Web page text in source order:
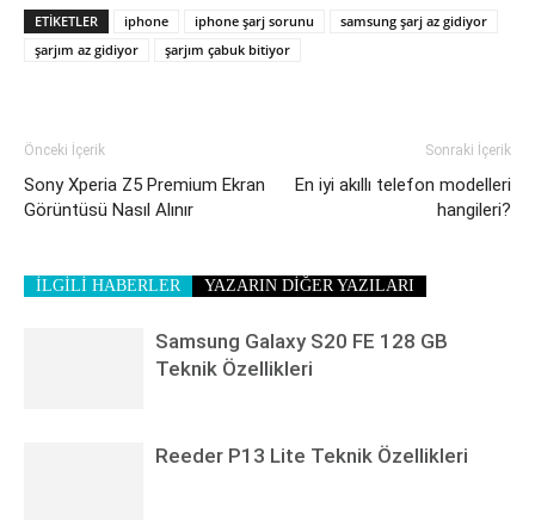
ETIKETLER iphone iphone şarj sorunu
samsung şarj az gidiyor
şarjım az gidiyor
şarjım çabuk bitiyor
Önceki İçerik
Sony Xperia Z5 Premium Ekran
Görüntüsü Nasıl Alınır
Sonraki İçerik
En iyi akıllı telefon modelleri
hangileri?
İLGİLİ HABERLER YAZARIN DİĞER YAZILARI
Samsung Galaxy S20 FE 128 GB
Teknik Özellikleri
Reeder P13 Lite Teknik Özellikleri